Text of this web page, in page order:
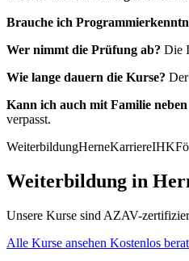
Brauche ich
Wer nimmt die Prüfung ab? Die
Wie lange dauern die Kurse?
Kann ich auch mit Familie
verpasst.
WeiterbildungHerneKarriereIHK
Weiterbildung in
Unsere Kurse sind AZAV-
Alle Kurse ansehen Kostenlos